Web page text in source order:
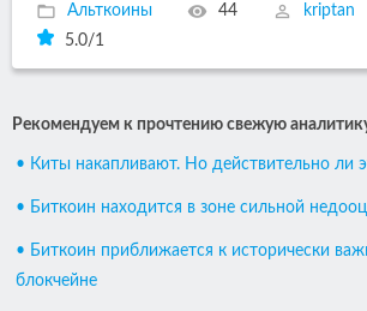
Альткоины 44 kriptan
5.0/1
Рекомендуем к прочтению свежую
• Киты накапливают. Но действительно ли
• Биткоин находится в зоне сильной
• Биткоин приближается к исторически
блокчейне